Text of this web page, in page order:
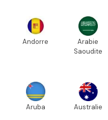
Andorre
Arabie
Saoudite
Aruba Australie